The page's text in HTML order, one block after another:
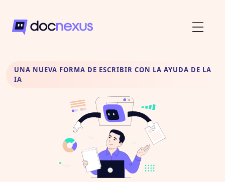
UNA NUEVA FORMA DE ESCRIBIR CON LA AYUDA DE LA
IA